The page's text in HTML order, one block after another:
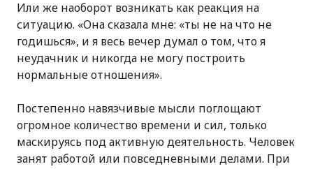
Или же наоборот возникать как реакция на
ситуацию. «Она сказала мне: «ты не на что не
годишься», и я весь вечер думал о том, что я
неудачник и никогда не могу построить
нормальные отношения».
Постепенно навязчивые мысли поглощают
огромное количество времени и сил, только
маскируясь под активную деятельность. Человек
занят работой или повседневными делами. При